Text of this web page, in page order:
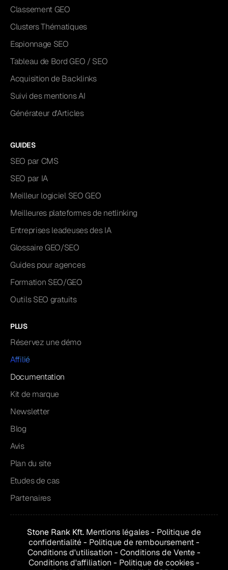
Classement GEO
Clusters Thématiques
Espionnage SEO
Tableau de Bord GEO / SEO
Acquisition de Backlinks
Suivi des mentions AI
Générateur d'Articles
GUIDES
SEO par CMS
SEO par IA
Meilleur logiciel SEO GEO
Meilleures plateformes de netlinking
Entreprises leadeuses des IA
Glossaire GEO/SEO
Guides pour agences
Formation SEO/GEO
Outils SEO gratuits
PLUS
Réservez une démo
Affilié
Documentation
Kit de marque
Newsletter
Blog
Avis
Plan du site
Etudes de cas
Partenaires
Stone Rank Kft. Mentions légales- Politique de
confidentialité- Politique de remboursement-
Conditions d'utilisation - Conditions deVente-
Conditions d'affiliation - Politique de cookies-